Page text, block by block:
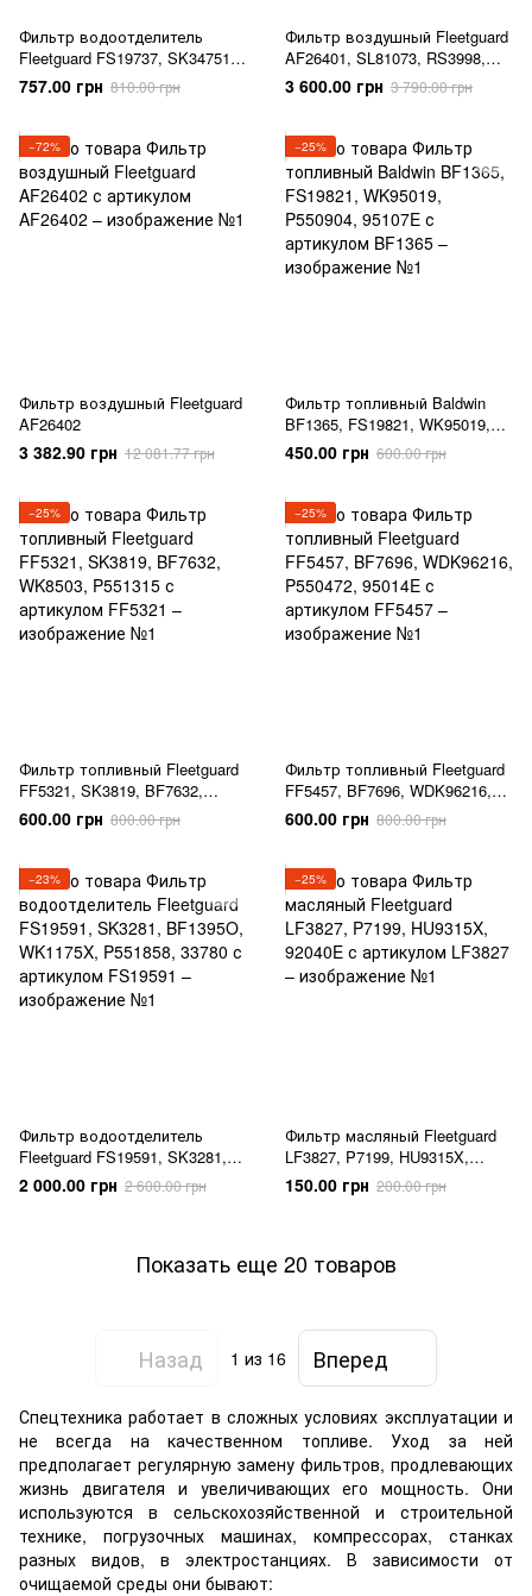
Фильтр водоотделитель
Fleetguard FS19737, SK34751,
BF1391O, WK10806X, P551026,
95151E
757.00 грн 810.00 грн
Фильтр воздушный Fleetguard
AF26401, SL81073, RS3998,
C308103, P782106, 49811
3 600.00 грн 3 790.00 грн
−72%
Фильтр воздушный Fleetguard
AF26402
3 382.90 грн 12 081.77 грн
−25%
Фильтр топливный Baldwin
BF1365, FS19821, WK95019,
P550904, 95107E
450.00 грн 600.00 грн
−25%
Фильтр топливный Fleetguard
FF5321, SK3819, BF7632,
WK8503, P551315
600.00 грн 800.00 грн
−25%
Фильтр топливный Fleetguard
FF5457, BF7696, WDK96216,
P550472, 95014E
600.00 грн 800.00 грн
−23%
Фильтр водоотделитель
Fleetguard FS19591, SK3281,
BF1395O, WK1175X, P551858,
33780
2 000.00 грн 2 600.00 грн
−25%
Фильтр масляный Fleetguard
LF3827, P7199, HU9315X,
92040E
150.00 грн 200.00 грн
Показать еще 20 товаров
Назад 1 из 16 Вперед
Спецтехника работает в сложных условиях эксплуатации и
не всегда на качественном топливе. Уход за ней
предполагает регулярную замену фильтров, продлевающих
жизнь двигателя и увеличивающих его мощность. Они
используются в сельскохозяйственной и строительной
технике, погрузочных машинах, компрессорах, станках
разных видов, в электростанциях. В зависимости от
очищаемой среды они бывают: